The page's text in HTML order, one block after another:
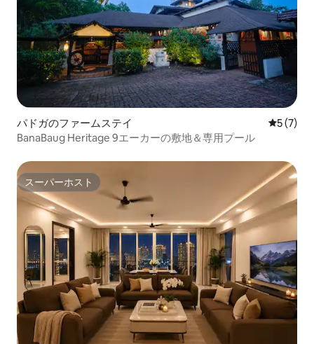
パドガのファームステイ レビュー
5 (7)
BanaBaug Heritage 9エーカーの敷地＆専用プール
スーパーホスト
スーパーホスト